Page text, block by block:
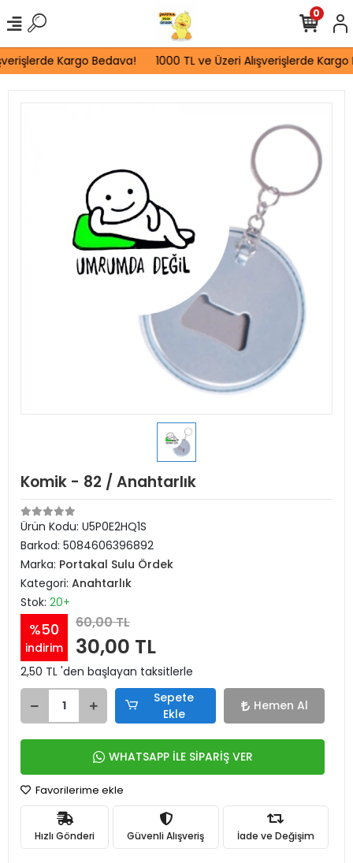
Kargo Bedava! 1000 TL ve Üzeri Alışverişlerde Kargo
0
Komik - 82 / Anahtarlık
Ürün Kodu: U5P0E2HQ1S
Barkod: 5084606396892
Marka: Portakal Sulu Ördek
Kategori: Anahtarlık
Stok: 20+
%50
indirim
60,00 TL
30,00 TL
2,50 TL 'den başlayan taksitlerle
Sepete
Ekle
Hemen Al
WHATSAPP İLE SİPARİŞ VER
Favorilerime ekle
Hızlı Gönderi Güvenli Alışveriş İade ve Değişim